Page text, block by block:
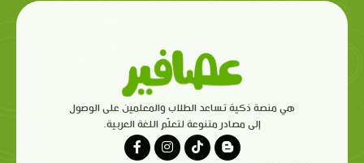
هي منصة ذكية تساعد الطلاب والمعلمين على الوصول
إلى مصادر متنوعة لتعلّم اللغة العربية.